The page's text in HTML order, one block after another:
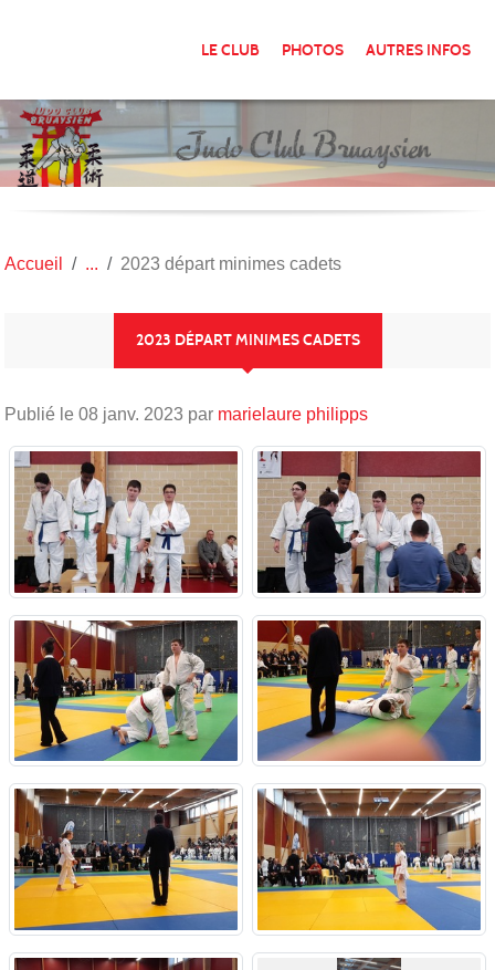
LE CLUB PHOTOS AUTRES INFOS
Accueil 2023 départ minimes cadets
2023 DÉPART MINIMES CADETS
Publié le 08 janv. 2023 par marielaure philipps